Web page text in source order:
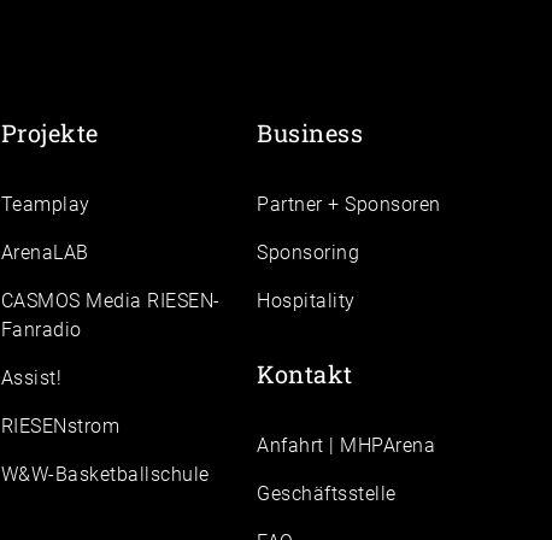
Projekte
Teamplay
ArenaLAB
CASMOS Media RIESEN-
Fanradio
Assist!
RIESENstrom
W&W-Basketballschule
Business
Partner + Sponsoren
Sponsoring
Hospitality
Kontakt
Anfahrt | MHPArena
Geschäftsstelle